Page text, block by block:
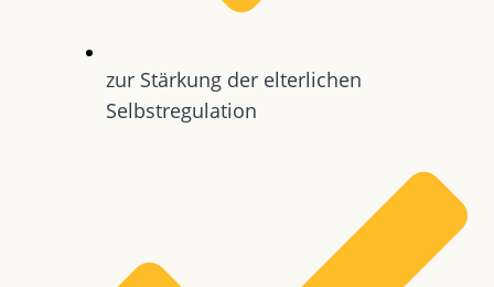
zur Stärkung der elterlichen
Selbstregulation